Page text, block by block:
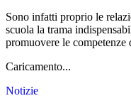
Sono infatti proprio le
scuola la trama
promuovere le competenze
Caricamento...
Notizie